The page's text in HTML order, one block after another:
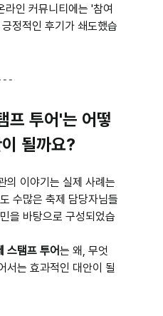
라인 커뮤니티에는 '참여
정적인 후기가 쇄도했습
프 투어'는 어떻
될까요?
의 이야기는 실제 사례는
수많은 축제 담당자님들
을 바탕으로 구성되었습
스탬프 투어는 왜, 무엇
서는 효과적인 대안이 될